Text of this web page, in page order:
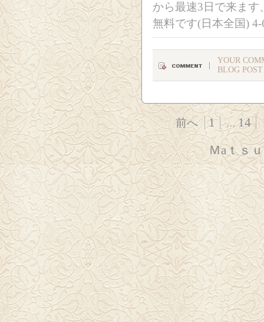
から最速3日で来ま
無料です(日本全国)
YOUR
BLOG POST
前へ 1 ... 14
Ｍaｔｓ